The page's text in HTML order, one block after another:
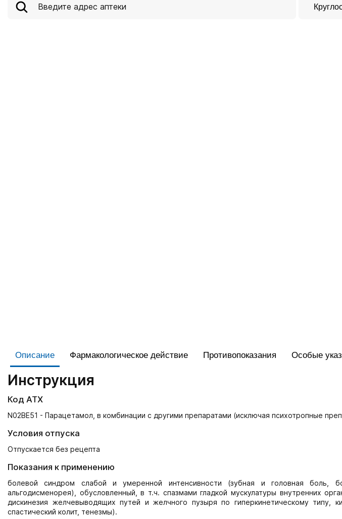
Описание Фармакологическое действие Противопоказания Особые
Инструкция
Код АТХ
N02BE51 - Парацетамол, в комбинации с другими препаратами (исключая психотропные
Условия отпуска
Отпускается без рецепта
Показания к применению
болевой синдром слабой и умеренной интенсивности (зубная и головная боль,
альгодисменорея), обусловленный, в т.ч. спазмами гладкой мускулатуры внутренних
дискинезия желчевыводящих путей и желчного пузыря по гиперкинетическому типу,
спастический колит, тенезмы).